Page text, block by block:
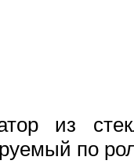
из
по